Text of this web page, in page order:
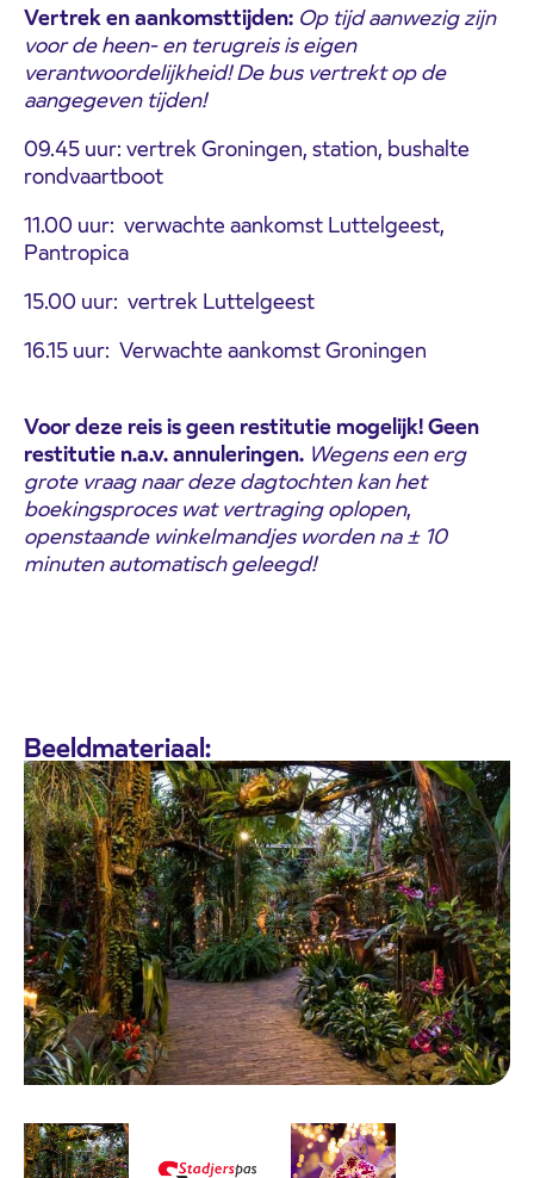
Vertrek en aankomsttijden: Op tijd aanwezig zijn
voor de heen- en terugreis is eigen
verantwoordelijkheid! De bus vertrekt op de
aangegeven tijden!
09.45 uur: vertrek Groningen, station, bushalte
rondvaartboot
11.00 uur: verwachte aankomst Luttelgeest,
Pantropica
15.00 uur: vertrek Luttelgeest
16.15 uur: Verwachte aankomst Groningen
Voor deze reis is geen restitutie mogelijk! Geen
restitutie n.a.v. annuleringen. Wegens een erg
grote vraag naar deze dagtochten kan het
boekingsproces wat vertraging oplopen,
openstaande winkelmandjes worden na ± 10
minuten automatisch geleegd!
Beeldmateriaal: